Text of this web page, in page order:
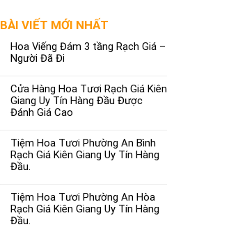
BÀI VIẾT MỚI NHẤT
Hoa Viếng Đám 3 tầng Rạch Giá –
Người Đã Đi
Cửa Hàng Hoa Tươi Rạch Giá Kiên
Giang Uy Tín Hàng Đầu Được
Đánh Giá Cao
Tiệm Hoa Tươi Phường An Bình
Rạch Giá Kiên Giang Uy Tín Hàng
Đầu.
Tiệm Hoa Tươi Phường An Hòa
Rạch Giá Kiên Giang Uy Tín Hàng
Đầu.